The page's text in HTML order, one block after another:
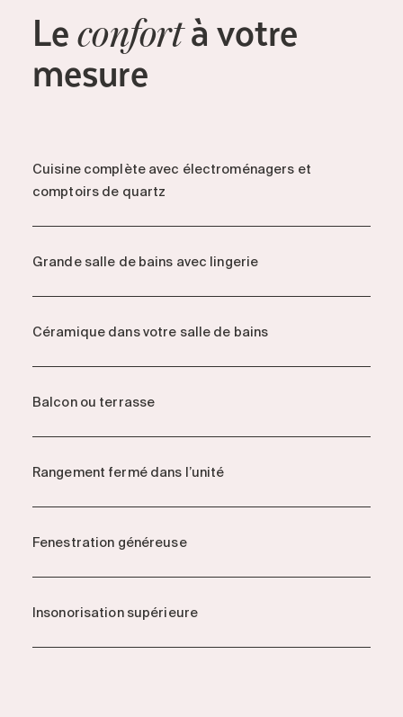
Leconfortà votre
mesure
Cuisine complète avec électroménagers et
comptoirs de quartz
Grande salle de bains avec lingerie
Céramique dans votre salle de bains
Balcon ou terrasse
Rangement fermé dans l’unité
Fenestration généreuse
Insonorisation supérieure